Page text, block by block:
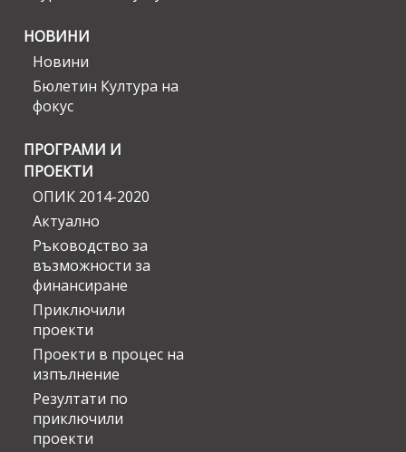
НОВИНИ
Новини
Бюлетин Култура на
фокус
ПРОГРАМИ И
ПРОЕКТИ
ОПИК 2014-2020
Актуално
Ръководство за
възможности за
финансиране
Приключили
проекти
Проекти в процес на
изпълнение
Резултати по
приключили
проекти